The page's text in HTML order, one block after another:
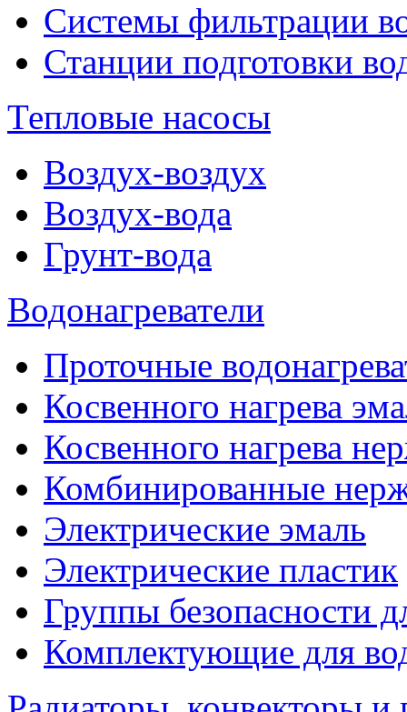
Системы фильтрации
Станции подготовки
Тепловые насосы
Воздух-воздух
Воздух-вода
Грунт-вода
Водонагреватели
Проточные
Косвенного нагрева
Косвенного нагрева
Комбинированные
Электрические эмаль
Электрические пластик
Группы безопасности
Комплектующие для